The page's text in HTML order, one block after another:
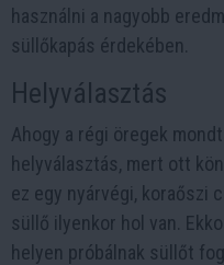
használni a nagyobb
süllőkapás érdekében.
Helyválasztás
Ahogy a régi öregek
helyválasztás, mert ott
ez egy nyárvégi, koraőszi
süllő ilyenkor hol van.
helyen próbálnak süllőt